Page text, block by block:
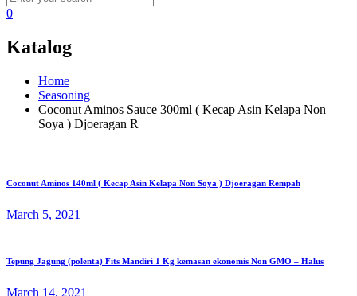
0
Katalog
Home
Seasoning
Coconut Aminos Sauce 300ml ( Kecap Asin Kelapa Non
Soya ) Djoeragan R
Coconut Aminos 140ml ( Kecap Asin Kelapa Non Soya ) Djoeragan Rempah
March 5, 2021
Tepung Jagung (polenta) Fits Mandiri 1 Kg kemasan ekonomis Non GMO – Halus
March 14, 2021